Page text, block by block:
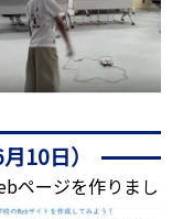
10日）
ページを作りました